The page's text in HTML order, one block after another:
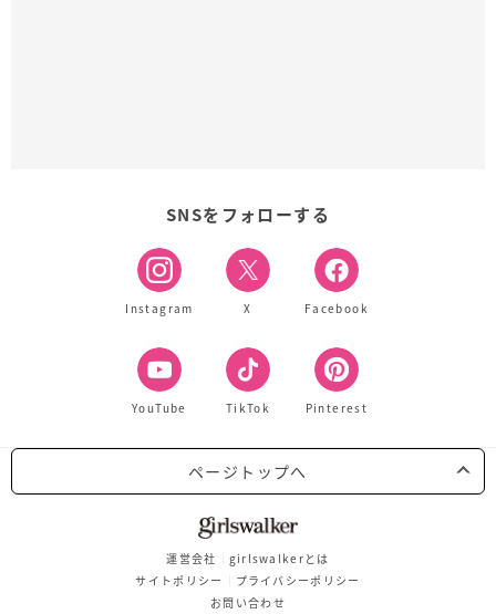
SNSをフォローする
Instagram X Facebook
YouTube TikTok Pinterest
ページトップへ
運営会社
girlswalkerとは
サイトポリシー
プライバシーポリシー
お問い合わせ